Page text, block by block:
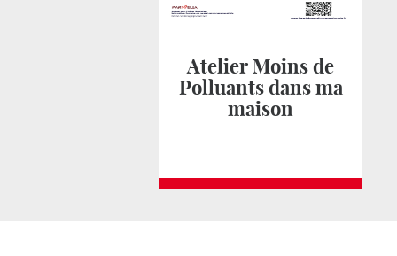
Atelier Moins de
Polluants dans ma
maison